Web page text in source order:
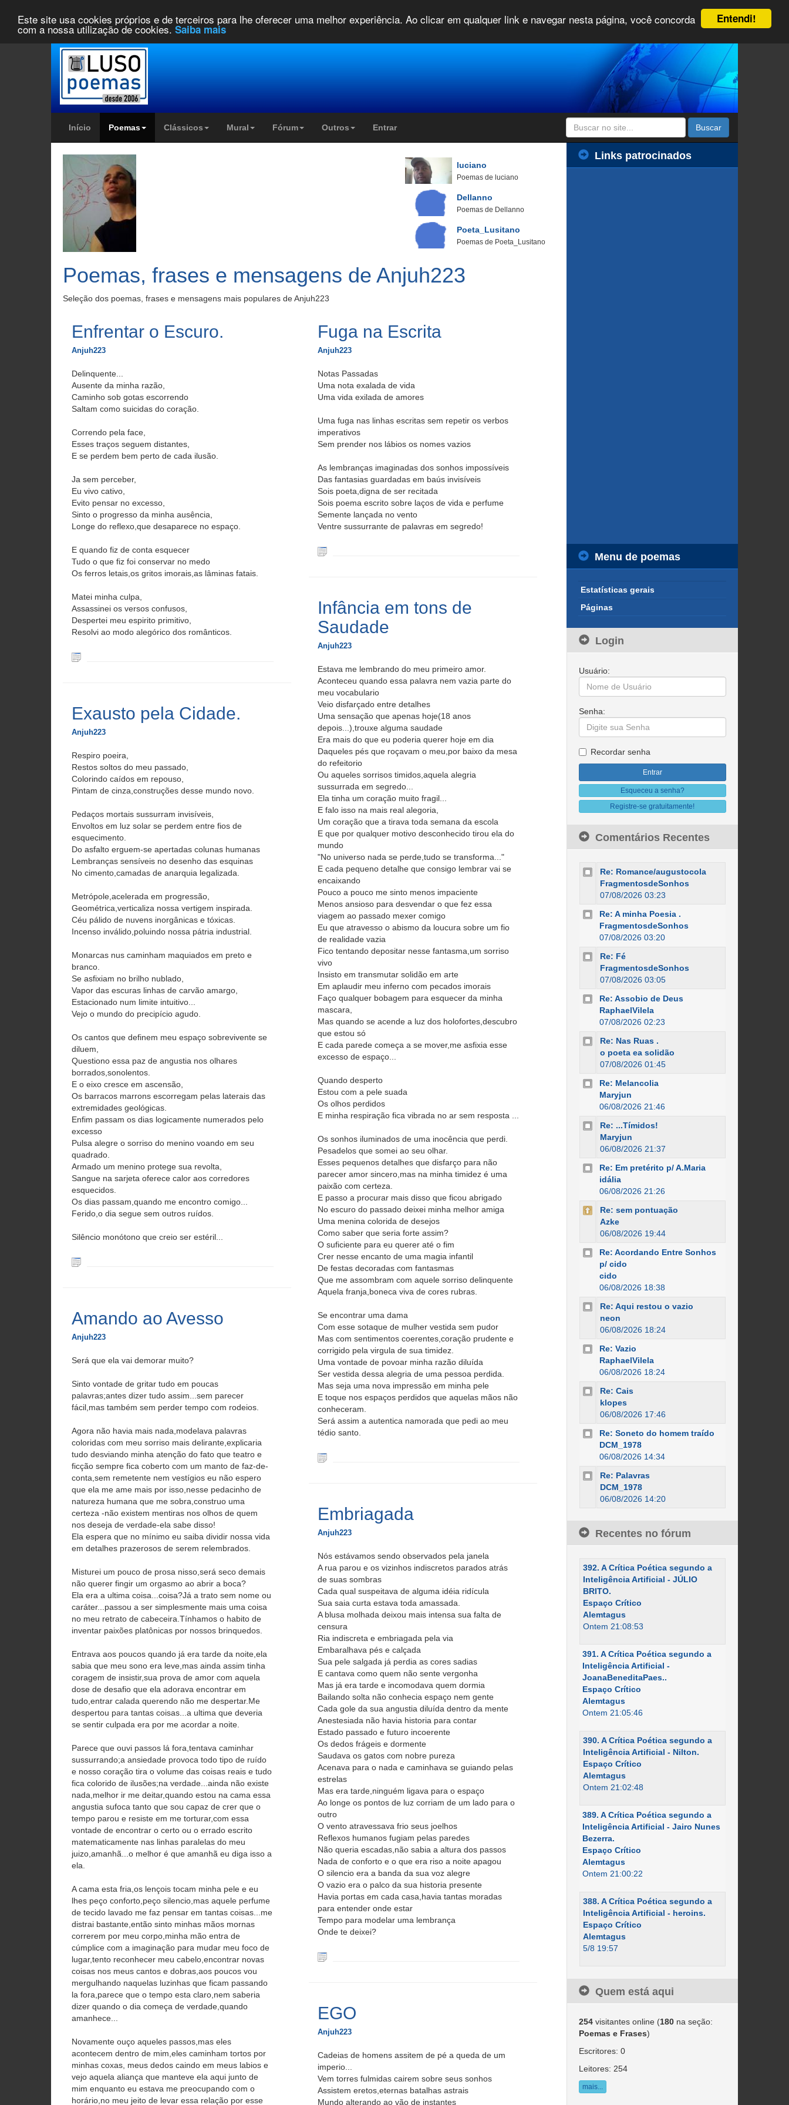
Entendi!
Este site usa cookies próprios e de terceiros para lhe oferecer uma melhor experiência. Ao clicar em qualquer link e navegar nesta página, você concorda
com a nossa utilização de cookies. Saiba mais
Início Poemas Clássicos Mural Fórum Outros Entrar Buscar
luciano
Poemas de luciano
Dellanno
Poemas de Dellanno
Poeta_Lusitano
Poemas de Poeta_Lusitano
Poemas, frases e mensagens de Anjuh223
Seleção dos poemas, frases e mensagens mais populares de Anjuh223
Enfrentar o Escuro.
Anjuh223
Delinquente...
Ausente da minha razão,
Caminho sob gotas escorrendo
Saltam como suicidas do coração.
Correndo pela face,
Esses traços seguem distantes,
E se perdem bem perto de cada ilusão.
Ja sem perceber,
Eu vivo cativo,
Evito pensar no excesso,
Sinto o progresso da minha ausência,
Longe do reflexo,que desaparece no espaço.
E quando fiz de conta esquecer
Tudo o que fiz foi conservar no medo
Os ferros letais,os gritos imorais,as lâminas fatais.
Matei minha culpa,
Assassinei os versos confusos,
Despertei meu espirito primitivo,
Resolvi ao modo alegórico dos românticos.
Exausto pela Cidade.
Anjuh223
Respiro poeira,
Restos soltos do meu passado,
Colorindo caídos em repouso,
Pintam de cinza,construções desse mundo novo.
Pedaços mortais sussurram invisíveis,
Envoltos em luz solar se perdem entre fios de
esquecimento.
Do asfalto erguem-se apertadas colunas humanas
Lembranças sensíveis no desenho das esquinas
No cimento,camadas de anarquia legalizada.
Metrópole,acelerada em progressão,
Geométrica,verticaliza nossa vertigem inspirada.
Céu pálido de nuvens inorgânicas e tóxicas.
Incenso inválido,poluindo nossa pátria industrial.
Monarcas nus caminham maquiados em preto e
branco.
Se asfixiam no brilho nublado,
Vapor das escuras linhas de carvão amargo,
Estacionado num limite intuitivo...
Vejo o mundo do precipício agudo.
Os cantos que definem meu espaço sobrevivente se
diluem,
Questiono essa paz de angustia nos olhares
borrados,sonolentos.
E o eixo cresce em ascensão,
Os barracos marrons escorregam pelas laterais das
extremidades geológicas.
Enfim passam os dias logicamente numerados pelo
excesso
Pulsa alegre o sorriso do menino voando em seu
quadrado.
Armado um menino protege sua revolta,
Sangue na sarjeta oferece calor aos corredores
esquecidos.
Os dias passam,quando me encontro comigo...
Ferido,o dia segue sem outros ruídos.
Silêncio monótono que creio ser estéril...
Amando ao Avesso
Anjuh223
Será que ela vai demorar muito?
Sinto vontade de gritar tudo em poucas
palavras;antes dizer tudo assim...sem parecer
fácil,mas também sem perder tempo com rodeios.
Agora não havia mais nada,modelava palavras
coloridas com meu sorriso mais delirante,explicaria
tudo desviando minha atenção do fato que teatro e
ficção sempre fica coberto com um manto de faz-de-
conta,sem remetente nem vestígios eu não espero
que ela me ame mais por isso,nesse pedacinho de
natureza humana que me sobra,construo uma
certeza -não existem mentiras nos olhos de quem
nos deseja de verdade-ela sabe disso!
Ela espera que no mínimo eu saiba dividir nossa vida
em detalhes prazerosos de serem relembrados.
Misturei um pouco de prosa nisso,será seco demais
não querer fingir um orgasmo ao abrir a boca?
Ela era a ultima coisa...coisa?Já a trato sem nome ou
caráter...passou a ser simplesmente mais uma coisa
no meu retrato de cabeceira.Tínhamos o habito de
inventar paixões platônicas por nossos brinquedos.
Entrava aos poucos quando já era tarde da noite,ela
sabia que meu sono era leve,mas ainda assim tinha
coragem de insistir,sua prova de amor com aquela
dose de desafio que ela adorava encontrar em
tudo,entrar calada querendo não me despertar.Me
despertou para tantas coisas...a ultima que deveria
se sentir culpada era por me acordar a noite.
Parece que ouvi passos lá fora,tentava caminhar
sussurrando;a ansiedade provoca todo tipo de ruído
e nosso coração tira o volume das coisas reais e tudo
fica colorido de ilusões;na verdade...ainda não existe
nada,melhor ir me deitar,quando estou na cama essa
angustia sufoca tanto que sou capaz de crer que o
tempo parou e resiste em me torturar,com essa
vontade de encontrar o certo ou o errado escrito
matematicamente nas linhas paralelas do meu
juizo,amanhã...o melhor é que amanhã eu diga isso a
ela.
A cama esta fria,os lençois tocam minha pele e eu
lhes peço conforto,peço silencio,mas aquele perfume
de tecido lavado me faz pensar em tantas coisas...me
distrai bastante,então sinto minhas mãos mornas
correrem por meu corpo,minha mão entra de
cúmplice com a imaginação para mudar meu foco de
lugar,tento reconhecer meu cabelo,encontrar novas
coisas nos meus cantos e dobras,aos poucos vou
mergulhando naquelas luzinhas que ficam passando
la fora,parece que o tempo esta claro,nem saberia
dizer quando o dia começa de verdade,quando
amanhece...
Novamente ouço aqueles passos,mas eles
acontecem dentro de mim,eles caminham tortos por
minhas coxas, meus dedos caindo em meus labios e
vejo aquela aliança que manteve ela aqui junto de
mim enquanto eu estava me preocupando com o
horário,no meu jeito de levar essa relação por esse
Fuga na Escrita
Anjuh223
Notas Passadas
Uma nota exalada de vida
Uma vida exilada de amores
Uma fuga nas linhas escritas sem repetir os verbos
imperativos
Sem prender nos lábios os nomes vazios
As lembranças imaginadas dos sonhos impossíveis
Das fantasias guardadas em baús invisíveis
Sois poeta,digna de ser recitada
Sois poema escrito sobre laços de vida e perfume
Semente lançada no vento
Ventre sussurrante de palavras em segredo!
Infância em tons de
Saudade
Anjuh223
Estava me lembrando do meu primeiro amor.
Aconteceu quando essa palavra nem vazia parte do
meu vocabulario
Veio disfarçado entre detalhes
Uma sensação que apenas hoje(18 anos
depois...),trouxe alguma saudade
Era mais do que eu poderia querer hoje em dia
Daqueles pés que roçavam o meu,por baixo da mesa
do refeitorio
Ou aqueles sorrisos timidos,aquela alegria
sussurrada em segredo...
Ela tinha um coração muito fragil...
E falo isso na mais real alegoria,
Um coração que a tirava toda semana da escola
E que por qualquer motivo desconhecido tirou ela do
mundo
"No universo nada se perde,tudo se transforma..."
E cada pequeno detalhe que consigo lembrar vai se
encaixando
Pouco a pouco me sinto menos impaciente
Menos ansioso para desvendar o que fez essa
viagem ao passado mexer comigo
Eu que atravesso o abismo da loucura sobre um fio
de realidade vazia
Fico tentando depositar nesse fantasma,um sorriso
vivo
Insisto em transmutar solidão em arte
Em aplaudir meu inferno com pecados imorais
Faço qualquer bobagem para esquecer da minha
mascara,
Mas quando se acende a luz dos holofortes,descubro
que estou só
E cada parede começa a se mover,me asfixia esse
excesso de espaço...
Quando desperto
Estou com a pele suada
Os olhos perdidos
E minha respiração fica vibrada no ar sem resposta ...
Os sonhos iluminados de uma inocência que perdi.
Pesadelos que somei ao seu olhar.
Esses pequenos detalhes que disfarço para não
parecer amor sincero,mas na minha timidez é uma
paixão com certeza.
E passo a procurar mais disso que ficou abrigado
No escuro do passado deixei minha melhor amiga
Uma menina colorida de desejos
Como saber que seria forte assim?
O suficiente para eu querer até o fim
Crer nesse encanto de uma magia infantil
De festas decoradas com fantasmas
Que me assombram com aquele sorriso delinquente
Aquela franja,boneca viva de cores rubras.
Se encontrar uma dama
Com esse sotaque de mulher vestida sem pudor
Mas com sentimentos coerentes,coração prudente e
corrigido pela virgula de sua timidez.
Uma vontade de povoar minha razão diluída
Ser vestida dessa alegria de uma pessoa perdida.
Mas seja uma nova impressão em minha pele
E toque nos espaços perdidos que aquelas mãos não
conheceram.
Será assim a autentica namorada que pedi ao meu
tédio santo.
Embriagada
Anjuh223
Nós estávamos sendo observados pela janela
A rua parou e os vizinhos indiscretos parados atrás
de suas sombras
Cada qual suspeitava de alguma idéia ridícula
Sua saia curta estava toda amassada.
A blusa molhada deixou mais intensa sua falta de
censura
Ria indiscreta e embriagada pela via
Embaralhava pés e calçada
Sua pele salgada já perdia as cores sadias
E cantava como quem não sente vergonha
Mas já era tarde e incomodava quem dormia
Bailando solta não conhecia espaço nem gente
Cada gole da sua angustia diluída dentro da mente
Anestesiada não havia historia para contar
Estado passado e futuro incoerente
Os dedos frágeis e dormente
Saudava os gatos com nobre pureza
Acenava para o nada e caminhava se guiando pelas
estrelas
Mas era tarde,ninguém ligava para o espaço
Ao longe os pontos de luz corriam de um lado para o
outro
O vento atravessava frio seus joelhos
Reflexos humanos fugiam pelas paredes
Não queria escadas,não sabia a altura dos passos
Nada de conforto e o que era riso a noite apagou
O silencio era a banda da sua voz alegre
O vazio era o palco da sua historia presente
Havia portas em cada casa,havia tantas moradas
para entender onde estar
Tempo para modelar uma lembrança
Onde te deixei?
EGO
Anjuh223
Cadeias de homens assitem de pé a queda de um
imperio...
Vem torres fulmidas cairem sobre seus sonhos
Assistem eretos,eternas batalhas astrais
Mundo alterando ao vão de instantes
Links patrocinados
Menu de poemas
Estatísticas gerais
Páginas
Login
Usuário:
Senha:
Recordar senha
Esqueceu a senha?
Registre-se gratuitamente!
Comentários Recentes
Re: Romance/augustocola
FragmentosdeSonhos
07/08/2026 03:23
Re: A minha Poesia .
FragmentosdeSonhos
07/08/2026 03:20
Re: Fé
FragmentosdeSonhos
07/08/2026 03:05
Re: Assobio de Deus
RaphaelVilela
07/08/2026 02:23
Re: Nas Ruas .
o poeta ea solidão
07/08/2026 01:45
Re: Melancolia
Maryjun
06/08/2026 21:46
Re: ...Tímidos!
Maryjun
06/08/2026 21:37
Re: Em pretérito p/ A.Maria
idália
06/08/2026 21:26
Re: sem pontuação
Azke
06/08/2026 19:44
Re: Acordando Entre Sonhos
p/ cido
cido
06/08/2026 18:38
Re: Aqui restou o vazio
neon
06/08/2026 18:24
Re: Vazio
RaphaelVilela
06/08/2026 18:24
Re: Cais
klopes
06/08/2026 17:46
Re: Soneto do homem traído
DCM_1978
06/08/2026 14:34
Re: Palavras
DCM_1978
06/08/2026 14:20
Recentes no fórum
392. A Crítica Poética segundo a
Inteligência Artificial - JÚLIO
BRITO.
Espaço Crítico
Alemtagus
Ontem 21:08:53
391. A Crítica Poética segundo a
Inteligência Artificial -
JoanaBeneditaPaes..
Espaço Crítico
Alemtagus
Ontem 21:05:46
390. A Crítica Poética segundo a
Inteligência Artificial - Nilton.
Espaço Crítico
Alemtagus
Ontem 21:02:48
389. A Crítica Poética segundo a
Inteligência Artificial - Jairo Nunes
Bezerra.
Espaço Crítico
Alemtagus
Ontem 21:00:22
388. A Crítica Poética segundo a
Inteligência Artificial - heroins.
Espaço Crítico
Alemtagus
5/8 19:57
Quem está aqui
254visitantes online (180na seção:
Poemas e Frases)
Escritores: 0
Leitores: 254
mais...